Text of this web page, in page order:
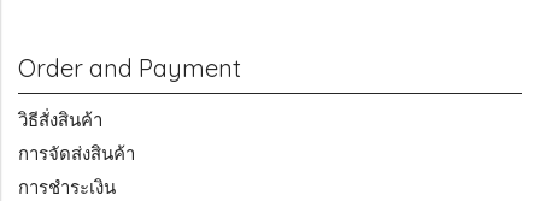
Order and Payment
วิธีสั่งสินค้า
การจัดส่งสินค้า
การชำระเงิน